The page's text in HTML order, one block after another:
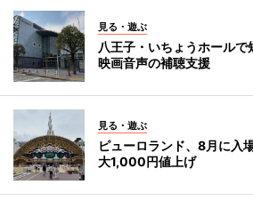
見る・遊ぶ
八王子・いちょうホール
映画音声の補聴支援
見る・遊ぶ
ピューロランド、8月に
大1,000円値上げ